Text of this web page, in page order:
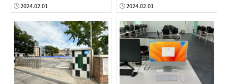
2024.02.01 2024.02.01